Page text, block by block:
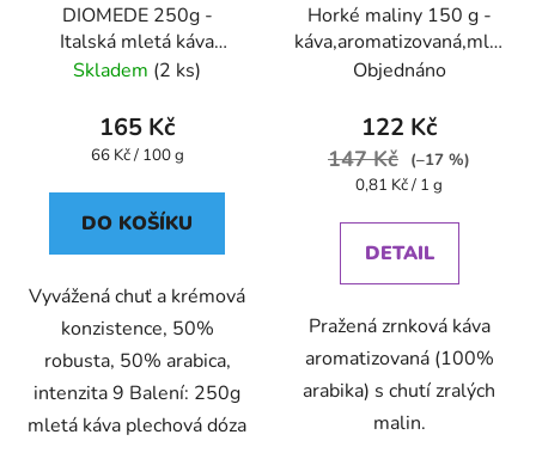
DIOMEDE 250g -
Italská mletá káva
plechová dóza Caffe
Skladem (2 ks)
165 Kč
Měrná
66 Kč / 100 g
DO KOŠÍKU
Vyvážená chuť a krémová
konzistence, 50%
robusta, 50% arabica,
intenzita 9 Balení: 250g
mletá káva plechová dóza
Horké maliny 150 g -
káva,aromatizovaná,mletá
- Oxalis
Objednáno
122 Kč
147 Kč
(–17 %)
Měrná
0,81 Kč / 1 g
DETAIL
Pražená zrnková káva
aromatizovaná (100%
arabika) s chutí zralých
malin.